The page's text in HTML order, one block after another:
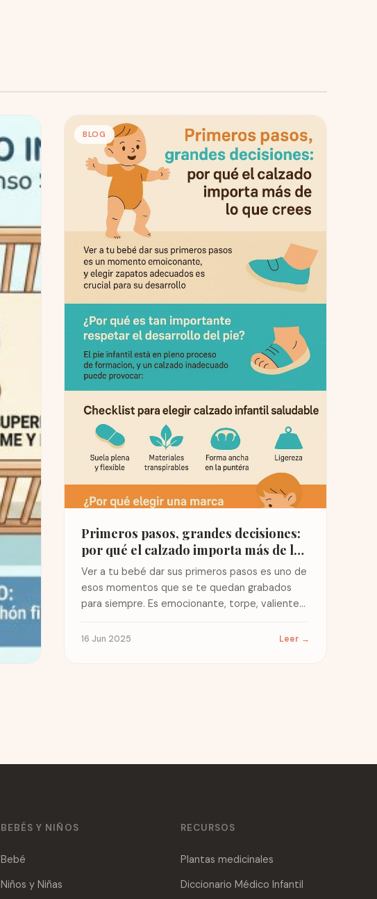
BLOG
Primeros pasos, grandes decisiones:
por qué el calzado importa más de lo
que crees
Ver a tu bebé dar sus primeros pasos es uno de
esos momentos que se te quedan grabados
para siempre. Es emocionante, torpe, valiente…
16 Jun 2025 Leer →
BEBÉS Y NIÑOS
Bebé
Niños y Niñas
RECURSOS
Plantas medicinales
Diccionario Médico Infantil